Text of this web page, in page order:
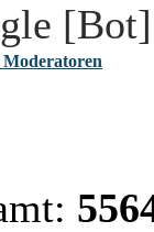
[Bot]
Moderatoren